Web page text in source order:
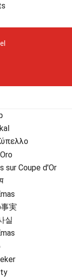
Coupe d'Or
実
실